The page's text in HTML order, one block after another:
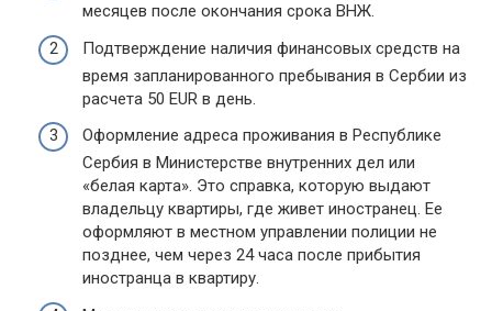
месяцев после окончания срока ВНЖ.
Подтверждение наличия финансовых средств на
время запланированного пребывания в Сербии из
расчета 50 EUR в день.
Оформление адреса проживания в Республике
Сербия в Министерстве внутренних дел или
«белая карта». Это справка, которую выдают
владельцу квартиры, где живет иностранец. Ее
оформляют в местном управлении полиции не
позднее, чем через 24 часа после прибытия
иностранца в квартиру.